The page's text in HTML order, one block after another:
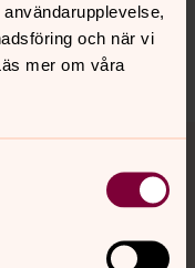
och när vi
mer om våra